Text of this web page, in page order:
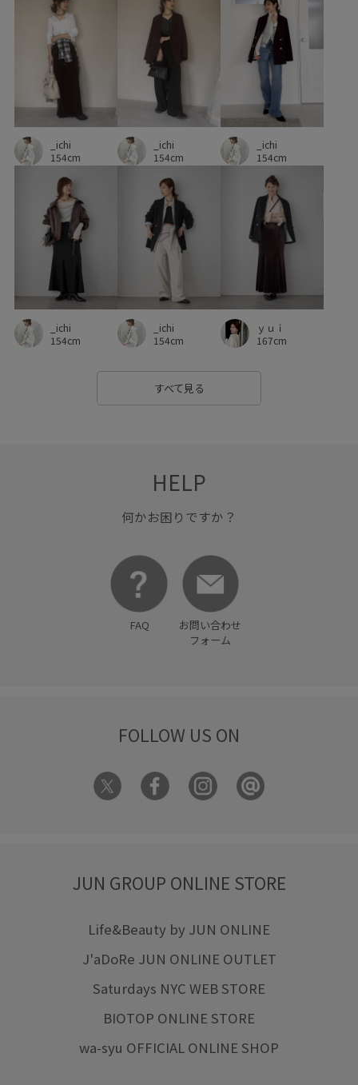
_ichi
154cm
_ichi
154cm
_ichi
154cm
_ichi
154cm
_ichi
154cm
ｙｕｉ
167cm
すべて見る
HELP
何かお困りですか？
FAQ
お問い合わせ
フォーム
FOLLOW US ON
JUN GROUP ONLINE STORE
Life&Beauty by JUN ONLINE
J'aDoRe JUN ONLINE OUTLET
Saturdays NYC WEB STORE
BIOTOP ONLINE STORE
wa-syu OFFICIAL ONLINE SHOP